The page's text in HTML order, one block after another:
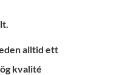
alltid ett
kvalité